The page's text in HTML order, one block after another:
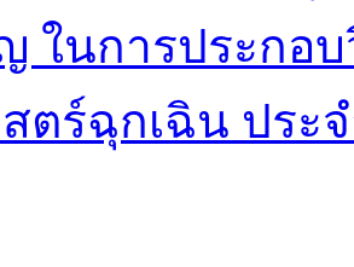
ในการประกอ
สตร์ฉุกเฉิน ปร